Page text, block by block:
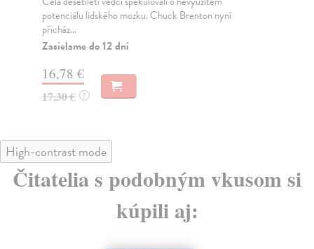
potenciálu lidského mozku. Chuck Brenton nyní
přicház...
Zasielame do 12 dní
16,78 €
17,30 € ?
High-contrast mode
Čitatelia s podobným vkusom si
kúpili aj: